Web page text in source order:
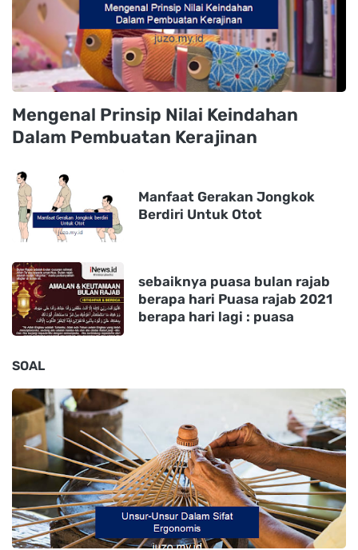
Mengenal Prinsip Nilai Keindahan
Dalam Pembuatan Kerajinan
Manfaat Gerakan Jongkok
Berdiri Untuk Otot
sebaiknya puasa bulan rajab
berapa hari Puasa rajab 2021
berapa hari lagi : puasa
SOAL